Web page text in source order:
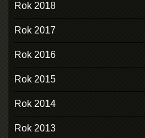
Rok 2018
Rok 2017
Rok 2016
Rok 2015
Rok 2014
Rok 2013